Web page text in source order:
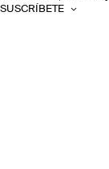
SUSCRÍBETE